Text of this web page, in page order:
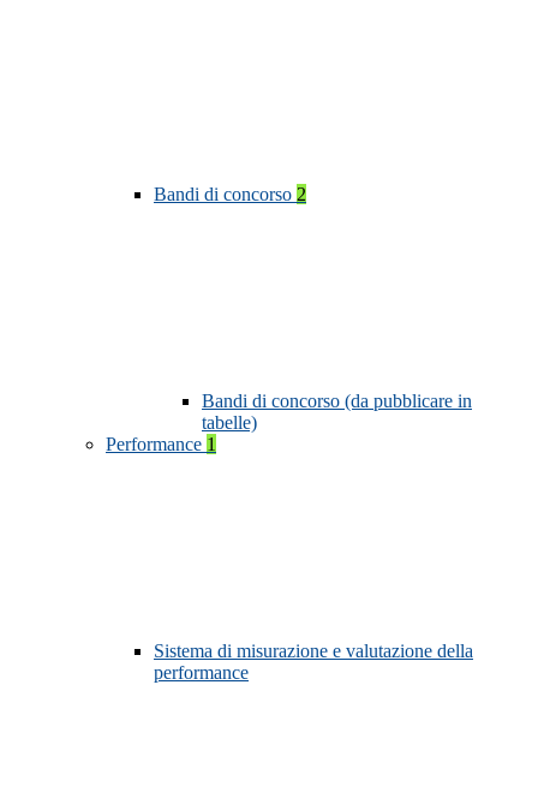
Bandi di concorso 2
Bandi di concorso (da pubblicare in
tabelle)
Performance 1
Sistema di misurazione e valutazione della
performance